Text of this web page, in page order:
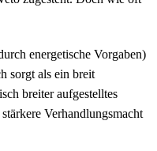
energetische Vorgaben)
sorgt als ein breit
breiter aufgestelltes
Verhandlungsmacht